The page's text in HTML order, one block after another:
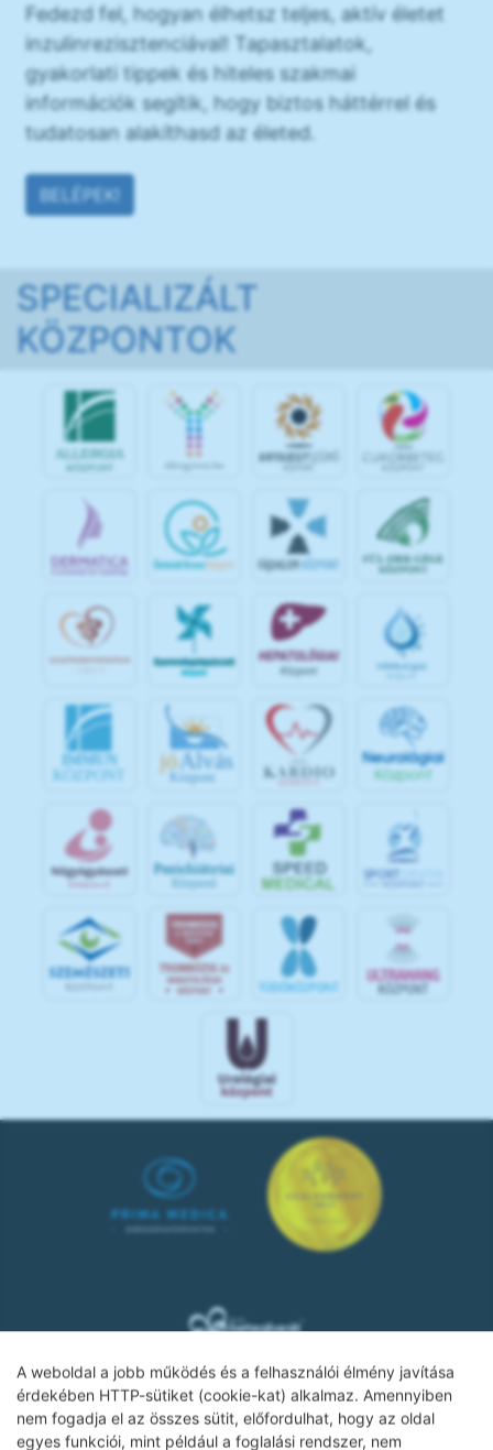
A weboldal a jobb működés és a felhasználói élmény javítása
érdekében HTTP-sütiket (cookie-kat) alkalmaz. Amennyiben
nem fogadja el az összes sütit, előfordulhat, hogy az oldal
egyes funkciói, mint például a foglalási rendszer, nem
Fedezd fel, hogyan élhetsz teljes, aktív életet
inzulinrezisztenciával! Tapasztalatok,
gyakorlati tippek és hiteles szakmai
információk segítik, hogy biztos háttérrel és
tudatosan alakíthasd az életed.
BELÉPEK!
SPECIALIZÁLT
KÖZPONTOK
IMMUN
KÖZPONT
jó Alvás
Központ
SPOR
Adatkezelési tájékoztató